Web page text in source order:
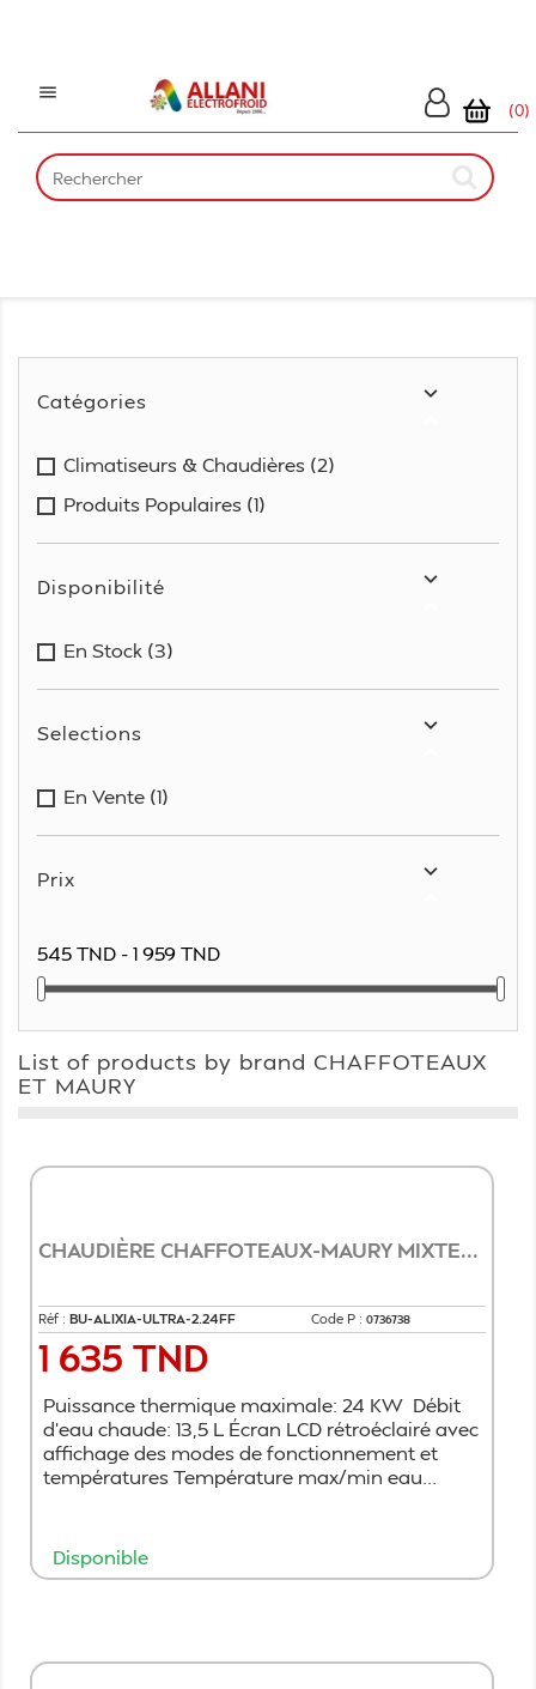

(0)
Catégories

Climatiseurs & Chaudières (2)
Produits Populaires (1)
Disponibilité

En Stock (3)
Selections

En Vente (1)
Prix

545 TND - 1 959 TND
List of products by brand CHAFFOTEAUX
ET MAURY
CHAUDIÈRE CHAFFOTEAUX-MAURY MIXTE...
Réf : BU-ALIXIA-ULTRA-2.24FF Code P : 0736738
Prix
1 635 TND
Puissance thermique maximale: 24 KW Débit
d'eau chaude: 13,5 L Écran LCD rétroéclairé avec
affichage des modes de fonctionnement et
températures Température max/min eau...
Disponible